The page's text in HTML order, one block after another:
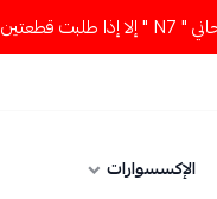
الإكسسوارات